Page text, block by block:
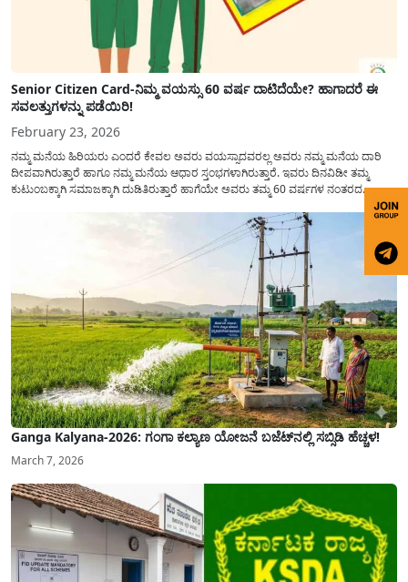
Senior Citizen Card-ನಿಮ್ಮ ವಯಸ್ಸು 60 ವರ್ಷ ದಾಟಿದೆಯೇ? ಹಾಗಾದರೆ ಈ
ಸವಲತ್ತುಗಳನ್ನು ಪಡೆಯಿರಿ!
February 23, 2026
ನಮ್ಮ ಮನೆಯ ಹಿರಿಯರು ಎಂದರೆ ಕೇವಲ ಅವರು ವಯಸ್ಸಾದವರಲ್ಲ ಅವರು ನಮ್ಮ ಮನೆಯ ದಾರಿ
ದೀಪವಾಗಿರುತ್ತಾರೆ ಹಾಗೂ ನಮ್ಮ ಮನೆಯ ಆಧಾರ ಸ್ತಂಭಗಳಾಗಿರುತ್ತಾರೆ. ಇವರು ದಿನವಿಡೀ ತಮ್ಮ
ಕುಟುಂಬಕ್ಕಾಗಿ ಸಮಾಜಕ್ಕಾಗಿ ದುಡಿತಿರುತ್ತಾರೆ ಹಾಗೆಯೇ ಅವರು ತಮ್ಮ 60 ವರ್ಷಗಳ ನಂತರದ
ಜೀವನವನ್ನು ನೆಮ್ಮದಿಯಿಂದ ಕಳೆಯಬೇಕೆಂಬುದು ಪ್ರತಿಯೊಬ್ಬರ ಕನಸಾಗಿರುತ್ತದೆ ಆದ್ದರಿಂದ ಸರ್ಕಾರವು
Ganga Kalyana-2026: ಗಂಗಾ ಕಲ್ಯಾಣ ಯೋಜನೆ ಬಜೆಟ್‌ನಲ್ಲಿ ಸಬ್ಸಿಡಿ ಹೆಚ್ಚಳ!
March 7, 2026